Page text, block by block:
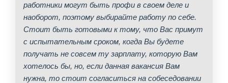
работники могут быть профи в своем деле и
наоборот, поэтому выбирайте работу по себе.
Стоит быть готовыми к тому, что Вас примут
с испытательным сроком, когда Вы будете
получать не совсем ту зарплату, которую Вам
хотелось бы, но, если данная вакансия Вам
нужна, то стоит согласиться на собеседовании